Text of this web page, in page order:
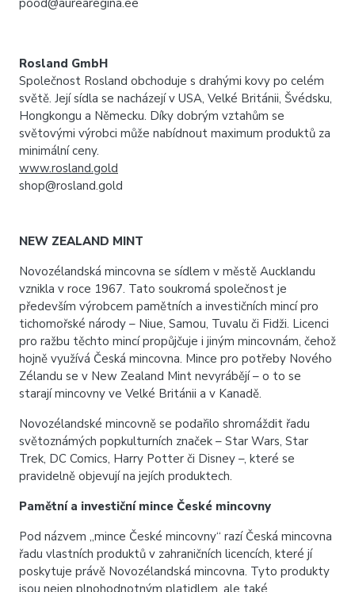
pood@aurearegina.ee
Rosland GmbH
Společnost Rosland obchoduje s drahými kovy po celém
světě. Její sídla se nacházejí v USA, Velké Británii, Švédsku,
Hongkongu a Německu. Díky dobrým vztahům se
světovými výrobci může nabídnout maximum produktů za
minimální ceny.
www.rosland.gold
shop@rosland.gold
NEW ZEALAND MINT
Novozélandská mincovna se sídlem v městě Aucklandu
vznikla v roce 1967. Tato soukromá společnost je
především výrobcem pamětních a investičních mincí pro
tichomořské národy – Niue, Samou, Tuvalu či Fidži. Licenci
pro ražbu těchto mincí propůjčuje i jiným mincovnám, čehož
hojně využívá Česká mincovna. Mince pro potřeby Nového
Zélandu se v New Zealand Mint nevyrábějí – o to se
starají mincovny ve Velké Británii a v Kanadě.
Novozélandské mincovně se podařilo shromáždit řadu
světoznámých popkulturních značek – Star Wars, Star
Trek, DC Comics, Harry Potter či Disney –, které se
pravidelně objevují na jejích produktech.
Pamětní a investiční mince České mincovny
Pod názvem „mince České mincovny“ razí Česká mincovna
řadu vlastních produktů v zahraničních licencích, které jí
poskytuje právě Novozélandská mincovna. Tyto produkty
jsou nejen plnohodnotným platidlem, ale také